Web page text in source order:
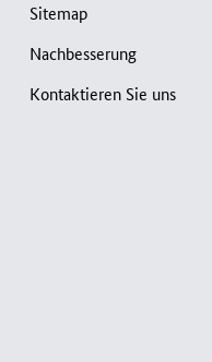
Sitemap
Nachbesserung
Kontaktieren Sie uns